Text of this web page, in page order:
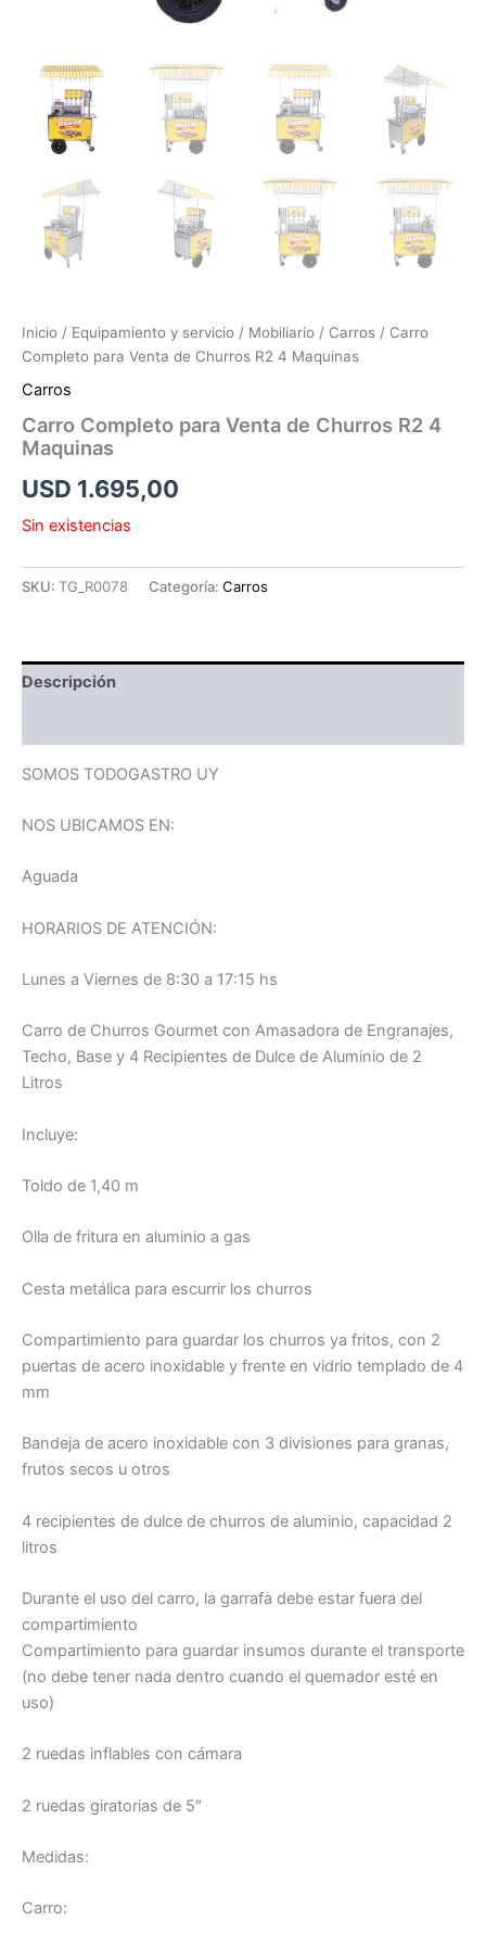
Inicio / Equipamiento y servicio / Mobiliario / Carros / Carro
Completo para Venta de Churros R2 4 Maquinas
Carros
Carro Completo para Venta de Churros R2 4
Maquinas
USD 1.695,00
Sin existencias
SKU: TG_R0078 Categoría: Carros
Descripción
SOMOS TODOGASTRO UY
NOS UBICAMOS EN:
Aguada
HORARIOS DE ATENCIÓN:
Lunes a Viernes de 8:30 a 17:15 hs
Carro de Churros Gourmet con Amasadora de Engranajes,
Techo, Base y 4 Recipientes de Dulce de Aluminio de 2
Litros
Incluye:
Toldo de 1,40 m
Olla de fritura en aluminio a gas
Cesta metálica para escurrir los churros
Compartimiento para guardar los churros ya fritos, con 2
puertas de acero inoxidable y frente en vidrio templado de 4
mm
Bandeja de acero inoxidable con 3 divisiones para granas,
frutos secos u otros
4 recipientes de dulce de churros de aluminio, capacidad 2
litros
Durante el uso del carro, la garrafa debe estar fuera del
compartimiento
Compartimiento para guardar insumos durante el transporte
(no debe tener nada dentro cuando el quemador esté en
uso)
2 ruedas inflables con cámara
2 ruedas giratorias de 5″
Medidas:
Carro: